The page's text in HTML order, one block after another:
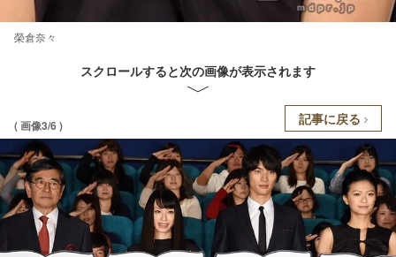
榮倉奈々
スクロールすると次の画像が表示されます
( 画像3/6 ) 記事に戻る